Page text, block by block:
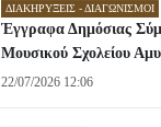
ΔΙΑΚΗΡΎΞΕΙΣ - ΔΙΑΓΩΝΙΣΜΟΊ
Έγγραφα Δημόσιας
Μουσικού Σχολείου
22/07/2026 12:06